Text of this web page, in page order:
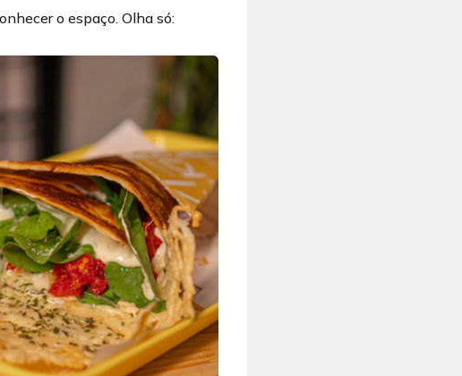
o espaço. Olha só: